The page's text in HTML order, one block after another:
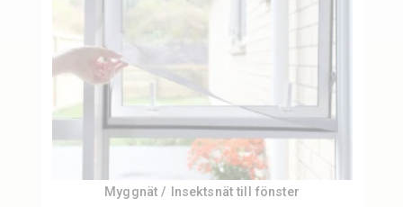
Myggnät / Insektsnät till fönster